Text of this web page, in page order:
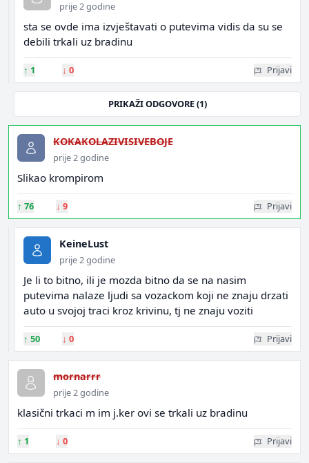
prije 2 godine
sta se ovde ima izvještavati o putevima vidis da su se
debili trkali uz bradinu
↑ 1 ↓ 0 Prijavi
PRIKAŽI ODGOVORE (1)
KOKAKOLAZIVISIVEBOJE
prije 2 godine
Slikao krompirom
↑ 76 ↓ 9 Prijavi
KeineLust
prije 2 godine
Je li to bitno, ili je mozda bitno da se na nasim
putevima nalaze ljudi sa vozackom koji ne znaju drzati
auto u svojoj traci kroz krivinu, tj ne znaju voziti
↑ 50 ↓ 0 Prijavi
mornarrr
prije 2 godine
klasični trkaci m im j.ker ovi se trkali uz bradinu
↑ 1 ↓ 0 Prijavi